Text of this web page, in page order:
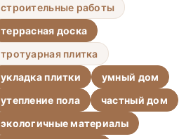
строительные работы
террасная доска
тротуарная плитка
укладка плитки
умный дом
утепление пола
частный дом
экологичные материалы